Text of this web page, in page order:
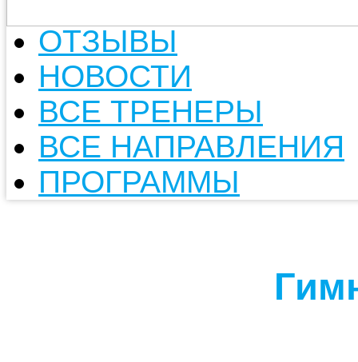
ОТЗЫВЫ
НОВОСТИ
ВСЕ ТРЕНЕРЫ
ВСЕ НАПРАВЛЕНИЯ
ПРОГРАММЫ